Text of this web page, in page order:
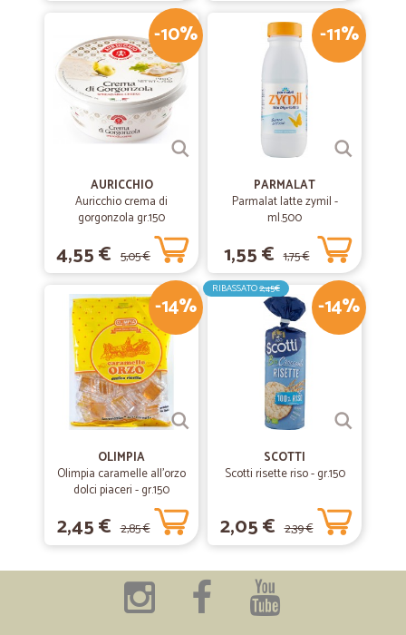
-10%
AURICCHIO
Auricchio crema di
gorgonzola gr.150
4,55 € 5,05 €
-11%
PARMALAT
Parmalat latte zymil -
ml.500
1,55 € 1,75 €
-14%
OLIMPIA
Olimpia caramelle all'orzo
dolci piaceri - gr.150
2,45 € 2,85 €
-14%
RIBASSATO2,45€
SCOTTI
Scotti risette riso - gr.150
2,05 € 2,39 €